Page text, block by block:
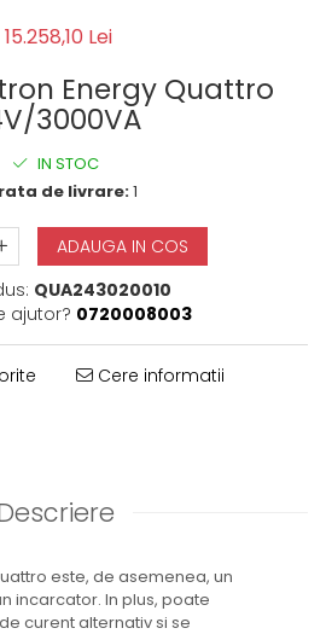
15.258,10 Lei
Energy Quattro
3000VA
IN STOC
de livrare:1
ADAUGA IN COS
QUA243020010
ajutor? 0720008003
Cere informatii
este, de asemenea, un
incarcator. In plus, poate
curent alternativ si se